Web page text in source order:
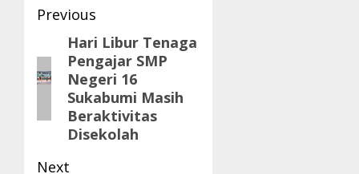
Post
navigation
Previous
Previous
post:
Hari Libur Tenaga
Pengajar SMP
Negeri 16
Sukabumi Masih
Beraktivitas
Disekolah
Next